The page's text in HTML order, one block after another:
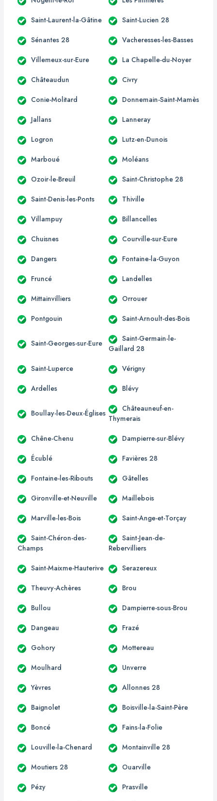
Saint-Laurent-la-Gâtine Saint-Lucien 28
Sénantes 28 Vacheresses-les-Basses
Villemeux-sur-Eure La Chapelle-du-Noyer
Châteaudun Civry
Conie-Molitard Donnemain-Saint-Mamès
Jallans Lanneray
Logron Lutz-en-Dunois
Marboué Moléans
Ozoir-le-Breuil Saint-Christophe 28
Saint-Denis-les-Ponts Thiville
Villampuy Billancelles
Chuisnes Courville-sur-Eure
Dangers Fontaine-la-Guyon
Fruncé Landelles
Mittainvilliers Orrouer
Pontgouin Saint-Arnoult-des-Bois
Saint-Georges-sur-Eure
Saint-Germain-le-
Gaillard 28
Saint-Luperce Vérigny
Ardelles Blévy
Boullay-les-Deux-Églises
Châteauneuf-en-
Thymerais
Chêne-Chenu Dampierre-sur-Blévy
Écublé Favières 28
Fontaine-les-Ribouts Gâtelles
Gironville-et-Neuville Maillebois
Marville-les-Bois Saint-Ange-et-Torçay
Saint-Chéron-des-
Champs
Saint-Jean-de-
Rebervilliers
Saint-Maixme-Hauterive Serazereux
Theuvy-Achères Brou
Bullou Dampierre-sous-Brou
Dangeau Frazé
Gohory Mottereau
Moulhard Unverre
Yèvres Allonnes 28
Baignolet Boisville-la-Saint-Père
Boncé Fains-la-Folie
Louville-la-Chenard Montainville 28
Moutiers 28 Ouarville
Pézy Prasville